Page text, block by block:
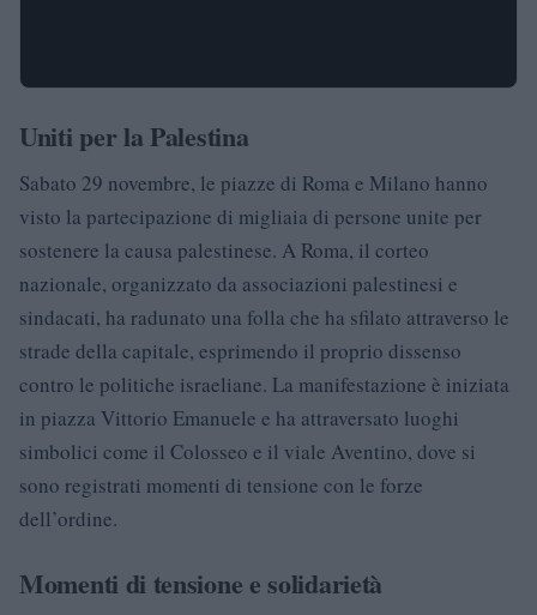
Uniti per la Palestina
Sabato 29 novembre, le piazze di Roma e Milano hanno
visto la partecipazione di migliaia di persone unite per
sostenere la causa palestinese. A Roma, il corteo
nazionale, organizzato da associazioni palestinesi e
sindacati, ha radunato una folla che ha sfilato attraverso le
strade della capitale, esprimendo il proprio dissenso
contro le politiche israeliane. La manifestazione è iniziata
in piazza Vittorio Emanuele e ha attraversato luoghi
simbolici come il Colosseo e il viale Aventino, dove si
sono registrati momenti di tensione con le forze
dell’ordine.
Momenti di tensione e solidarietà